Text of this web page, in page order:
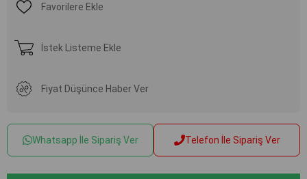
Favorilere Ekle
İstek Listeme Ekle
Fiyat Düşünce Haber Ver
Whatsapp İle Sipariş Ver Telefon İle Sipariş Ver